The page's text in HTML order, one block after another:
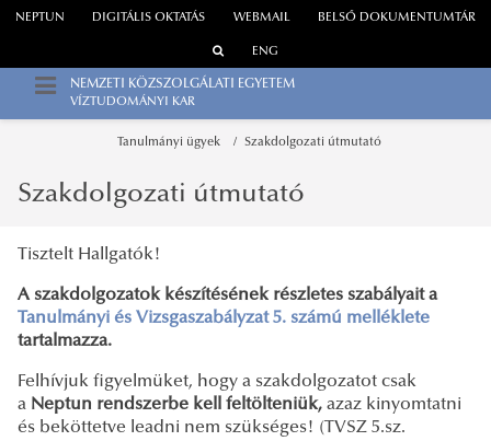
WEBMAIL
NEPTUN DIGITÁLIS OKTATÁS BELSŐ DOKUMENTUMTÁR
ENG
NEMZETI KÖZSZOLGÁLATI EGYETEM
VÍZTUDOMÁNYI KAR
Tanulmányi ügyek Szakdolgozati útmutató
Szakdolgozati útmutató
Tisztelt Hallgatók!
A szakdolgozatok készítésének részletes szabályait a
Tanulmányi és Vizsgaszabályzat 5. számú melléklete
tartalmazza.
Felhívjuk figyelmüket, hogy a szakdolgozatot csak
a Neptun rendszerbe kell feltölteniük, azaz kinyomtatni
és beköttetve leadni nem szükséges! (TVSZ 5.sz.